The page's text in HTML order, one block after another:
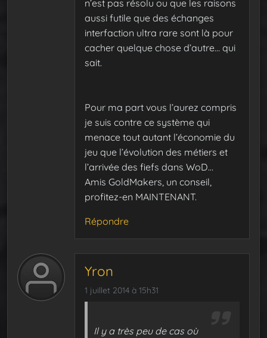
n’est pas résolu ou que les raisons
aussi futile que des échanges
interfaction ultra rare sont là pour
cacher quelque chose d’autre… qui
sait.
Pour ma part vous l’aurez compris
je suis contre ce système qui
menace tout autant l’économie du
jeu que l’évolution des métiers et
l’arrivée des fiefs dans WoD…
Amis GoldMakers, un conseil,
profitez-en MAINTENANT.
Répondre
Yron
1 juillet 2014 à 15h31
Il y a très peu de cas où